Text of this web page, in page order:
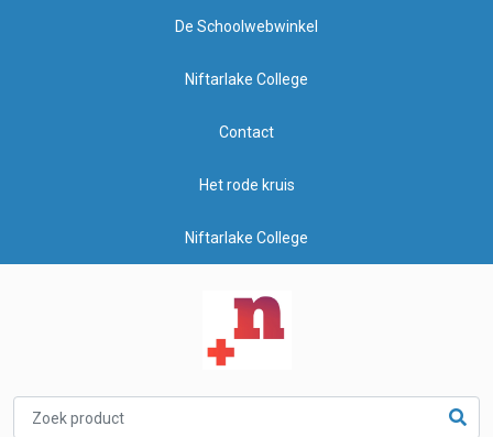
De Schoolwebwinkel
Niftarlake College
Contact
Het rode kruis
Niftarlake College